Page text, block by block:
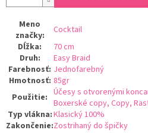
Meno
značky:
Cocktail
Dĺžka:
70 cm
Druh:
Easy Braid
Farebnosť: Jednofarebný
Hmotnosť: 85gr
Použitie: Účesy s otvorenými
Boxerské copy, Copy,
Typ vlákna:Klasický 100%
Zakončenie:Zostrihaný do špičky